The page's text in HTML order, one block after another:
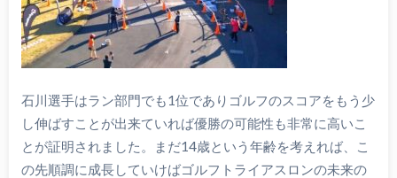
石川選手はラン部門でも1位でありゴルフのスコアをもう少
し伸ばすことが出来ていれば優勝の可能性も非常に高いこ
とが証明されました。まだ14歳という年齢を考えれば、こ
の先順調に成長していけばゴルフトライアスロンの未来の